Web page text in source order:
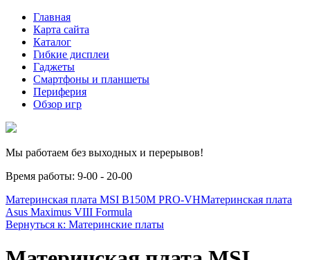
Главная
Карта сайта
Каталог
Гибкие дисплеи
Гаджеты
Смартфоны и планшеты
Периферия
Обзор игр
Мы работаем без выходных и перерывов!
Время работы: 9-00 - 20-00
Материнская плата MSI B150M PRO-VHМатеринская плата
Asus Maximus VIII Formula
Вернуться к: Материнские платы